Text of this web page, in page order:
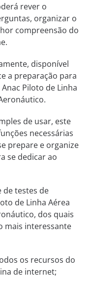
rever o
organizar o
compreensão do
disponível
a preparação para
Piloto de Linha
de usar, este
necessárias
prepare e organize
se dedicar ao
de testes de
de Linha Aérea
dos quais
mais interessante
os recursos do
de internet;